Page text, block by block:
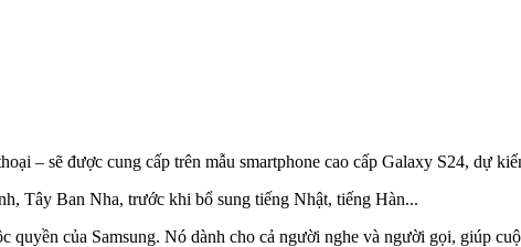
– sẽ được cung cấp trên mẫu smartphone cao cấp Galaxy S24, dự
Tây Ban Nha, trước khi bổ sung tiếng Nhật, tiếng Hàn...
của Samsung. Nó dành cho cả người nghe và người gọi, giúp